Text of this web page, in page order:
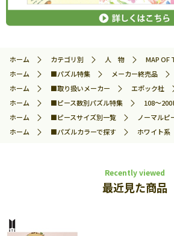
ホーム カテゴリ別 人 物
MAP
ホーム
■パズル特集 メーカー終売品
ホーム
■取り扱いメーカー エポック社
ホーム
■ピース数別パズル特集 108～
ホーム
■ピースサイズ別一覧 ノーマルピ
ホーム
■パズルカラーで探す ホワイト系
Recently viewed
最近見た商品